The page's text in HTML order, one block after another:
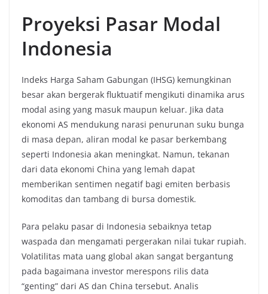
Proyeksi Pasar Modal
Indonesia
Indeks Harga Saham Gabungan (IHSG) kemungkinan
besar akan bergerak fluktuatif mengikuti dinamika arus
modal asing yang masuk maupun keluar. Jika data
ekonomi AS mendukung narasi penurunan suku bunga
di masa depan, aliran modal ke pasar berkembang
seperti Indonesia akan meningkat. Namun, tekanan
dari data ekonomi China yang lemah dapat
memberikan sentimen negatif bagi emiten berbasis
komoditas dan tambang di bursa domestik.
Para pelaku pasar di Indonesia sebaiknya tetap
waspada dan mengamati pergerakan nilai tukar rupiah.
Volatilitas mata uang global akan sangat bergantung
pada bagaimana investor merespons rilis data
“genting” dari AS dan China tersebut. Analis